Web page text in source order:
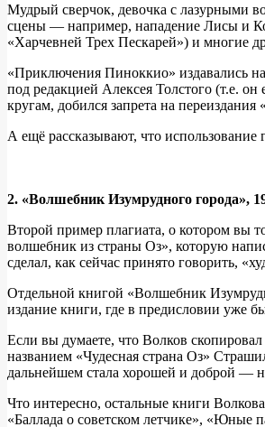
Мудрый сверчок, девочка с лазурными
сцены — например, нападение Лисы и
«Харчевней Трех Пескарей») и многие
«Приключения Пиноккио» издавались
под редакцией Алексея Толстого (т.е.
кругам, добился запрета на
А ещё рассказывают, что использование
2. «Волшебник Изумрудного города»,
Второй пример плагиата, о котором вы
волшебник из страны Оз», которую
сделал, как сейчас принято говорить,
Отдельной книгой «Волшебник
издание книги, где в предисловии уже
Если вы думаете, что Волков
названием «Чудесная страна Оз»
дальнейшем стала хорошей и доброй —
Что интересно, остальные книги
«Баллада о советском летчике», «Юные